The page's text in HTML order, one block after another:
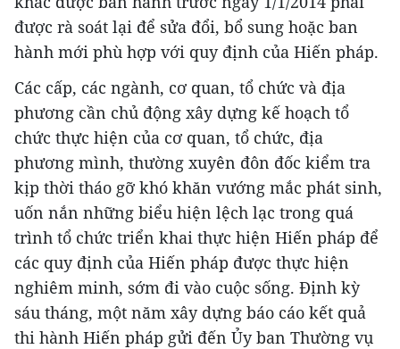
được rà soát lại để sửa đổi, bổ sung hoặc ban
hành mới phù hợp với quy định của Hiến pháp.
Các cấp, các ngành, cơ quan, tổ chức và địa
phương cần chủ động xây dựng kế hoạch tổ
chức thực hiện của cơ quan, tổ chức, địa
phương mình, thường xuyên đôn đốc kiểm tra
kịp thời tháo gỡ khó khăn vướng mắc phát sinh,
uốn nắn những biểu hiện lệch lạc trong quá
trình tổ chức triển khai thực hiện Hiến pháp để
các quy định của Hiến pháp được thực hiện
nghiêm minh, sớm đi vào cuộc sống. Định kỳ
sáu tháng, một năm xây dựng báo cáo kết quả
thi hành Hiến pháp gửi đến Ủy ban Thường vụ